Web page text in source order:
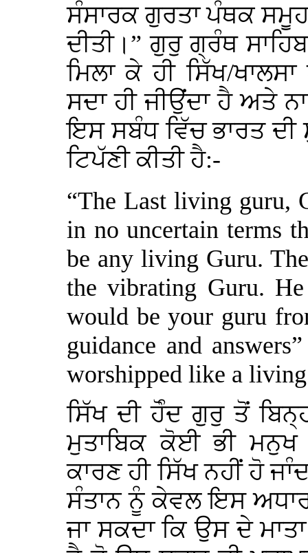
ਸੰਸਾਰਕ ਗੁਰਤਾ ਪੰਥਕ
ਦੀਤੀ।” ਗੁਰੁ ਗ੍ਰੰਥ
ਮਿਲਾ ਕੇ ਹੀ ਸਿੱਖ/
ਸਦਾ ਹੀ ਜੀਉਂਦਾ ਹੈ ਅਤੇ
ਇਸ ਸਬੰਧ ਵਿੱਚ ਭਾਰਤ
ਟਿਪੱਣੀ ਕੀਤੀ ਹੈ:-
“The Last living guru,
in no uncertain terms
be any living Guru.
the vibrating Guru.
would be your guru
guidance and
worshipped like a
ਸਿੱਖ ਦੀ ਹੋੰਦ ਗੁਰੁ ਤੋਂ
ਮੁਤਾਬਿਕ ਕੋਈ ਭੀ
ਕਾਰਣ ਹੀ ਸਿੱਖ ਨਹੀਂ ਹੋ
ਸੰਤਾਨ ਨੂੰ ਕੇਵਲ ਇਸ
ਜਾ ਸਕਦਾ ਕਿ ਉਸ ਦੇ